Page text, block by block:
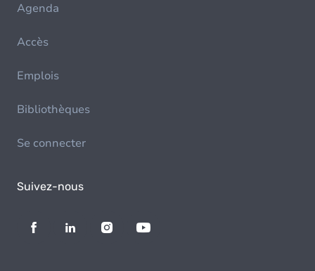
Agenda
Accès
Emplois
Bibliothèques
Se connecter
Suivez-nous